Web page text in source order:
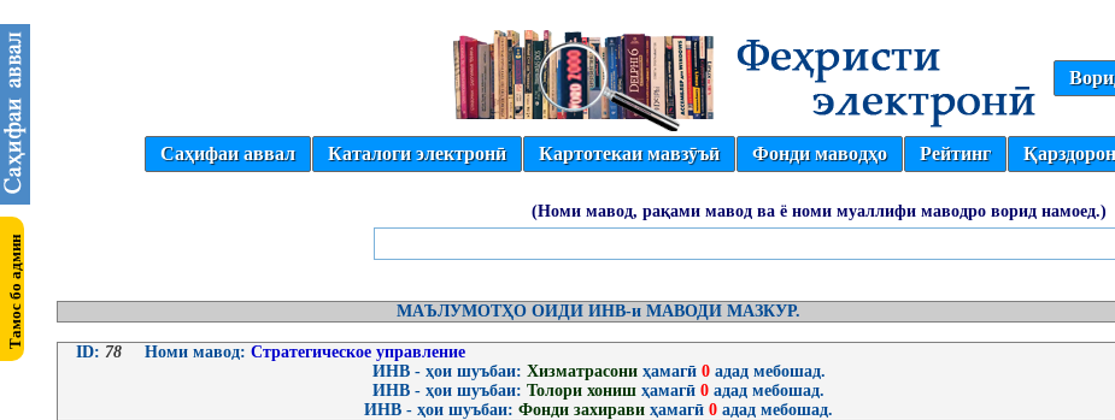
Саҳифаи аввал Каталоги электронӣ Картотекаи мавзӯъӣ Фонди маводҳо Рейтинг Қарздорон
(Номи мавод, рақами мавод ва ё номи муаллифи маводро ворид намоед.)
МАЪЛУМОТҲО ОИДИ ИНВ-и МАВОДИ МАЗКУР.
ID: 78 Номи мавод: Cтратегическое управление
ИНВ - ҳои шуъбаи: Хизматрасониҳамагӣ 0адад мебошад.
ИНВ - ҳои шуъбаи: Толори хониш ҳамагӣ 0 адад мебошад.
ИНВ - ҳои шуъбаи: Фонди захирави ҳамагӣ 0 адад мебошад.